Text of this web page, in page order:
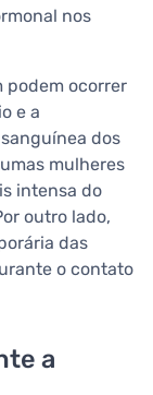
nos
podem ocorrer
e a
dos
mulheres
intensa do
outro lado,
das
o contato
a